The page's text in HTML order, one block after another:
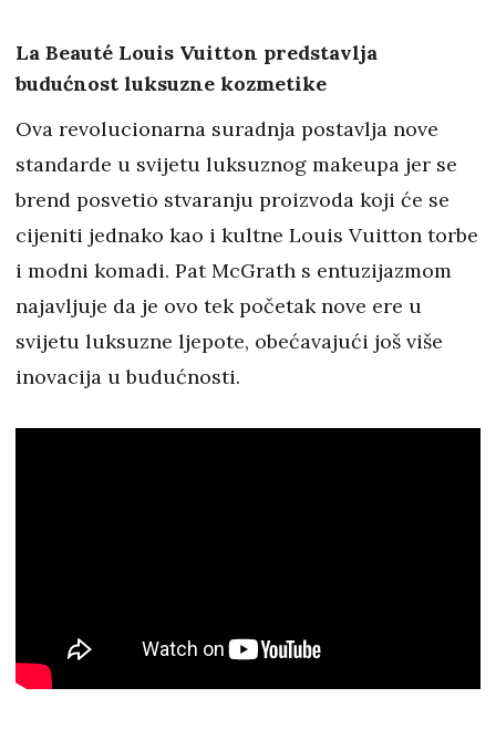
La Beauté Louis Vuitton predstavlja
budućnost luksuzne kozmetike
Ova revolucionarna suradnja postavlja nove
standarde u svijetu luksuznog makeupa jer se
brend posvetio stvaranju proizvoda koji će se
cijeniti jednako kao i kultne Louis Vuitton torbe
i modni komadi. Pat McGrath s entuzijazmom
najavljuje da je ovo tek početak nove ere u
svijetu luksuzne ljepote, obećavajući još više
inovacija u budućnosti.